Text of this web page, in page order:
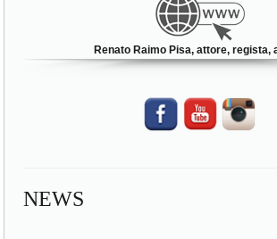
Renato Raimo Pisa, attore, regista,
NEWS